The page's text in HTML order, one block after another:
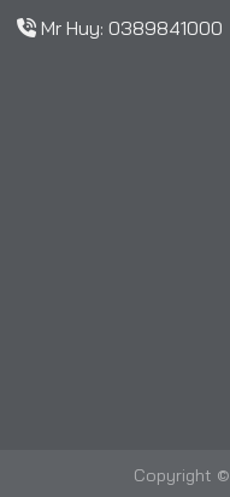
Mr Huy: 0389841000
Copyright ©